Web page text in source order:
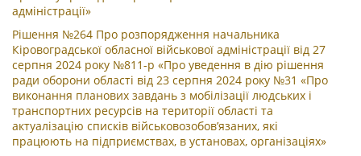
адміністрації»
Рішення №264 Про розпорядження начальника
Кіровоградської обласної військової адміністрації від 27
серпня 2024 року №811-р «Про уведення в дію рішення
ради оборони області від 23 серпня 2024 року №31 «Про
виконання планових завдань з мобілізації людських і
транспортних ресурсів на території області та
актуалізацію списків військовозобов’язаних, які
працюють на підприємствах, в установах, організаціях»